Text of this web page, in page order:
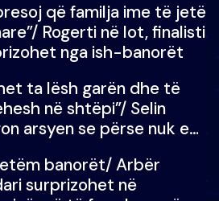
dot lotët: Nuk meritoj…
që familja ime të jetë
Rogerti në lot, finalisti
nga ish-banorët
ta lësh garën dhe të
në shtëpi”/ Selin
arsyen se përse nuk e
time deri në fund
banorët/ Arbër
surprizohet në